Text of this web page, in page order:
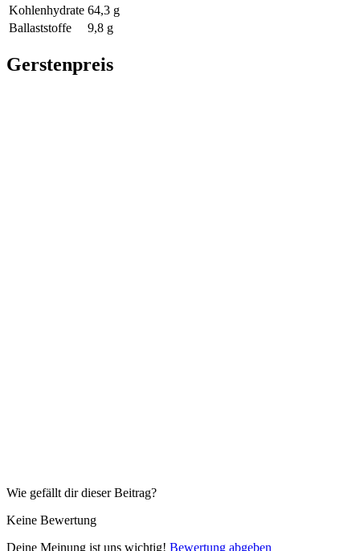
Kohlenhydrate 64,3 g
Ballaststoffe
9,8 g
Gerstenpreis
Wie gefällt dir dieser Beitrag?
Keine Bewertung
Deine Meinung ist uns wichtig! Bewertung abgeben